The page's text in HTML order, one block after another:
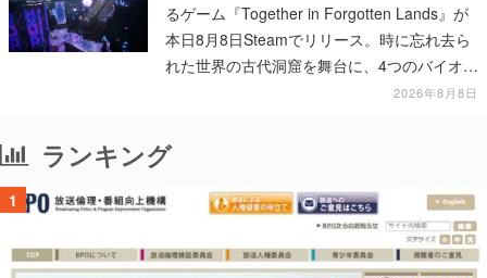
るゲーム『Together in Forgotten Lands』が
本日8月8日Steamでリリース。時に忘れ去ら
れた世界の古代洞窟を舞台に、4つのバイオー
2026年8月8日
ランキング
1